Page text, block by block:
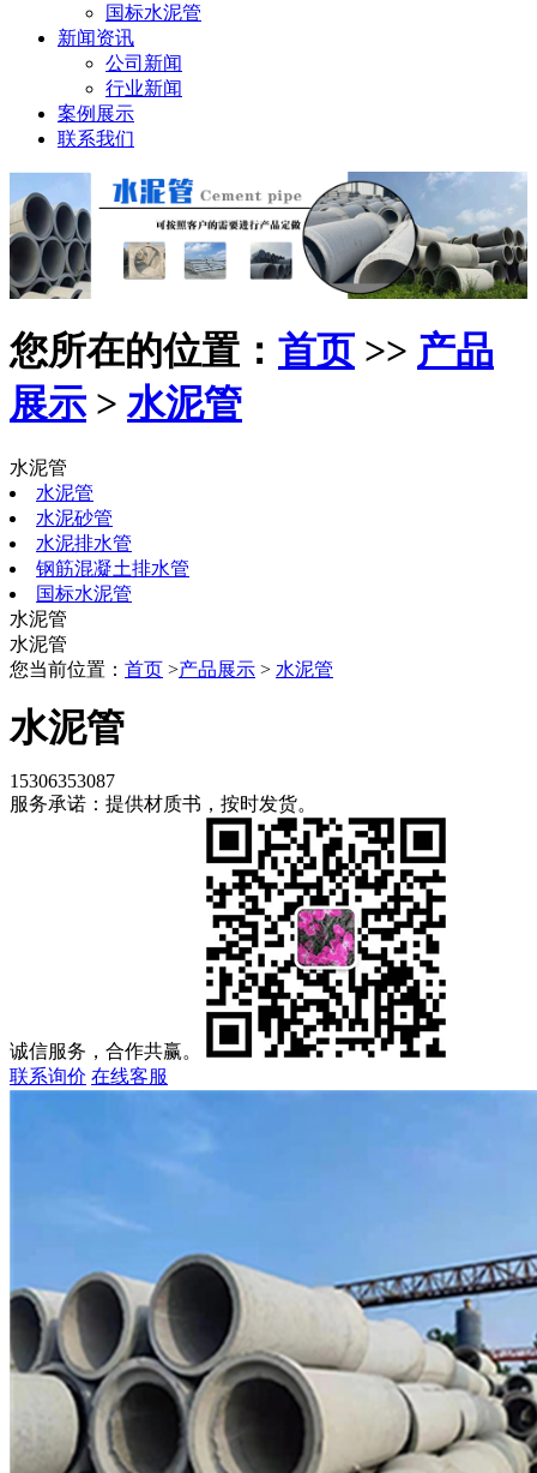
国标水泥管
新闻资讯
公司新闻
行业新闻
案例展示
联系我们
您所在的位置： 首页 >> 产品
展示 > 水泥管
水泥管
水泥管
水泥砂管
水泥排水管
钢筋混凝土排水管
国标水泥管
水泥管
水泥管
您当前位置： 首页 >产品展示 > 水泥管
水泥管
15306353087
服务承诺：提供材质书，按时发货。
诚信服务，合作共赢。
联系询价 在线客服